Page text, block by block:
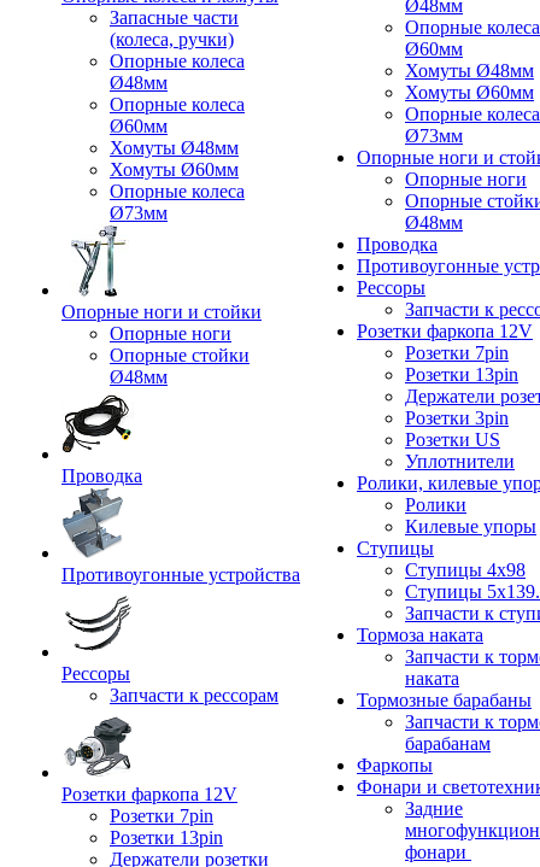
Запасные части
(колеса, ручки)
Опорные колеса
Ø48мм
Опорные колеса
Ø60мм
Хомуты Ø48мм
Хомуты Ø60мм
Опорные колеса
Ø73мм
Опорные ноги и стойки
Опорные ноги
Опорные стойки
Ø48мм
Проводка
Противоугонные устройства
Рессоры
Запчасти к рессорам
Розетки фаркопа 12V
Розетки 7pin
Розетки 13pin
Держатели розетки
Ø48мм
Опорные колеса
Ø60мм
Хомуты Ø48мм
Хомуты Ø60мм
Опорные колеса
Ø73мм
Опорные ноги и
Опорные ноги
Опорные
Ø48мм
Проводка
Противоугонные
Рессоры
Запчасти к
Розетки фаркопа 12V
Розетки 7pin
Розетки 13pin
Держатели
Розетки 3pin
Розетки US
Уплотнители
Ролики, килевые
Ролики
Килевые упоры
Ступицы
Ступицы 4x98
Ступицы
Запчасти к
Тормоза наката
Запчасти к
наката
Тормозные барабаны
Запчасти к
барабанам
Фаркопы
Фонари и
Задние
фонари